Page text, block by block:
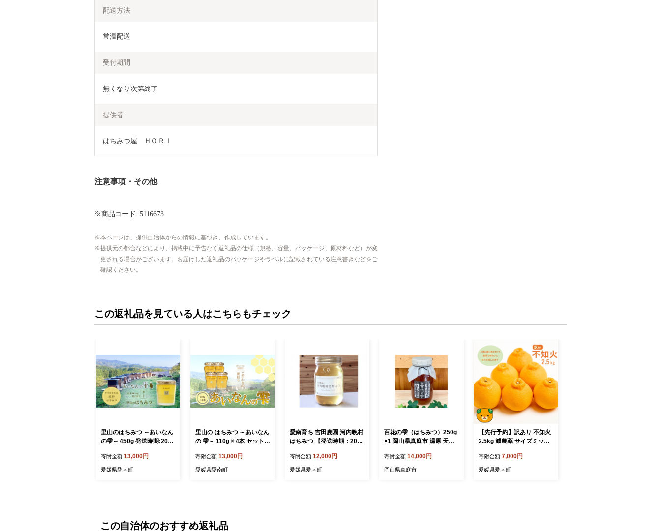
配送方法
常温配送
受付期間
無くなり次第終了
提供者
はちみつ屋　ＨＯＲＩ
注意事項・その他
※商品コード: 5116673
本ページは、提供自治体からの情報に基づき、作成しています。
提供元の都合などにより、掲載中に予告なく返礼品の仕様（規格、容量、パッケージ、原材料など）が変
更される場合がございます。お届けした返礼品のパッケージやラベルに記載されている注意書きなどをご
確認ください。
この返礼品を見ている人はこちらもチェック
里山のはちみつ ～あいなん
の雫～ 450g 発送時期:2025
寄附金額 13,000円
愛媛県愛南町
里山の はちみつ ～あいなん
の 雫～ 110g × 4本 セット
南町 発送時期: 2025年5月
～( なくなり次第終了 ) 蜂蜜
ん 愛南 愛媛
寄附金額 13,000円
愛媛県愛南町
愛南育ち 吉田農園 河内晩柑
はちみつ 【発送時期：2025
寄附金額 12,000円
愛媛県愛南町
百花の雫（はちみつ）250g
×1 岡山県真庭市 湯原 天然
002-01】
寄附金額 14,000円
岡山県真庭市
【先行予約】訳あり 不知火
2.5kg 減農薬 サイズミック
送時期：2027年3月下旬～
なくなり次第終了
寄附金額 7,000円
愛媛県愛南町
この自治体のおすすめ返礼品